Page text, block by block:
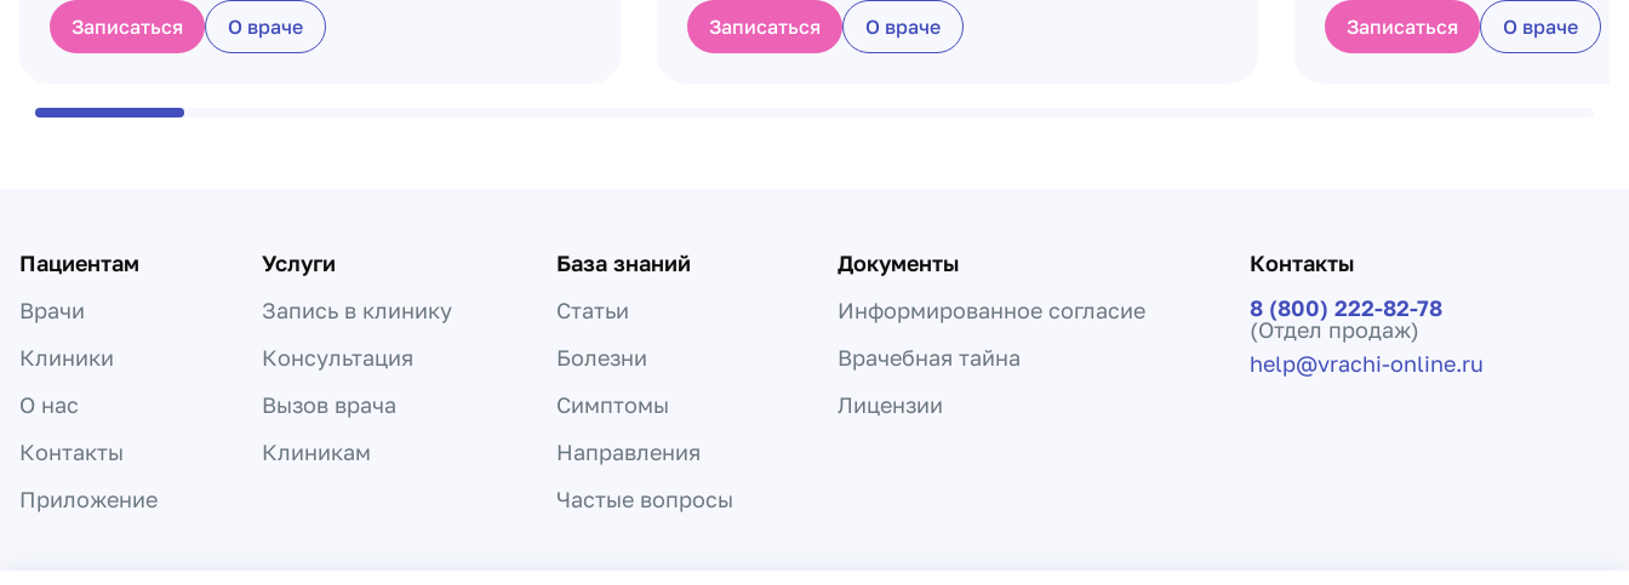
Записаться О враче Записаться О враче Записаться О враче
Пациентам
Врачи
Клиники
О нас
Контакты
Приложение
Услуги
Запись в клинику
Консультация
Вызов врача
Клиникам
База знаний
Статьи
Болезни
Симптомы
Направления
Частые вопросы
Документы
Информированное согласие
Врачебная тайна
Лицензии
Контакты
8 (800) 222-82-78
(Отдел продаж)
help@vrachi-online.ru